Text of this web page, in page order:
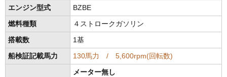
エンジン型式 BZBE
燃料種類 ４ストロークガソリン
搭載数 1基
船検証記載馬力 130馬力 / 5,600rpm(回転数)
メーター無し